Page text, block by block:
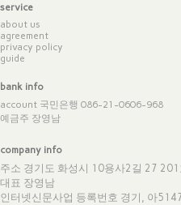
service
about us
agreement
privacy policy
guide
bank info
account 국민은행 086-21-0606-968
예금주 장영남
company info
주소 경기도 화성시 10용사2길 27 201
대표 장영남
인터넷신문사업 등록번호 경기, 아